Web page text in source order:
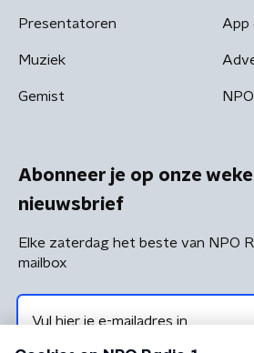
Presentatoren
Muziek
Gemist
App
Abonneer je op onze
nieuwsbrief
Elke zaterdag het beste van NPO
mailbox